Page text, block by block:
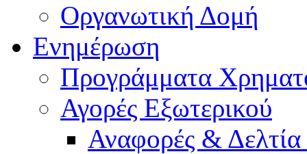
Οργανωτική Δομή
Ενημέρωση
Προγράμματα
Αγορές Εξωτερικού
Αναφορές &